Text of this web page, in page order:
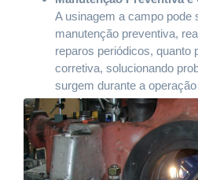
A usinagem a campo pode
manutenção preventiva,
reparos periódicos, quanto
corretiva, solucionando
surgem durante a